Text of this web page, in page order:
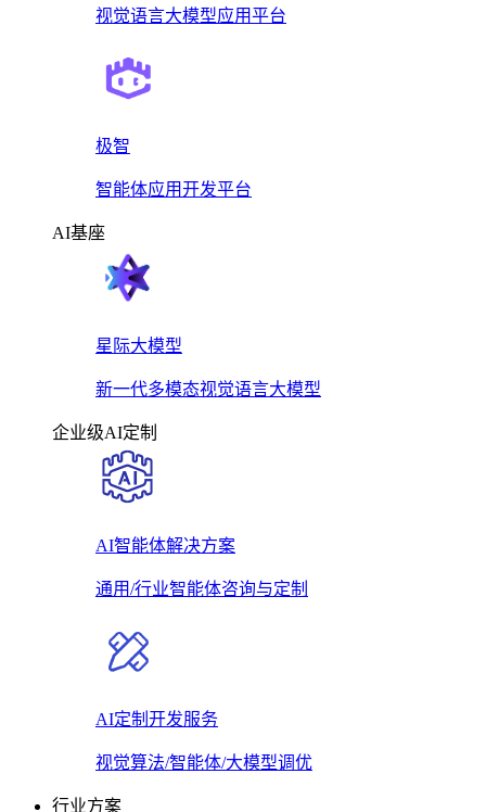
视觉语言大模型应用平台
极智
智能体应用开发平台
AI基座
星际大模型
新一代多模态视觉语言大模型
企业级AI定制
AI智能体解决方案
通用/行业智能体咨询与定制
AI定制开发服务
视觉算法/智能体/大模型调优
行业方案